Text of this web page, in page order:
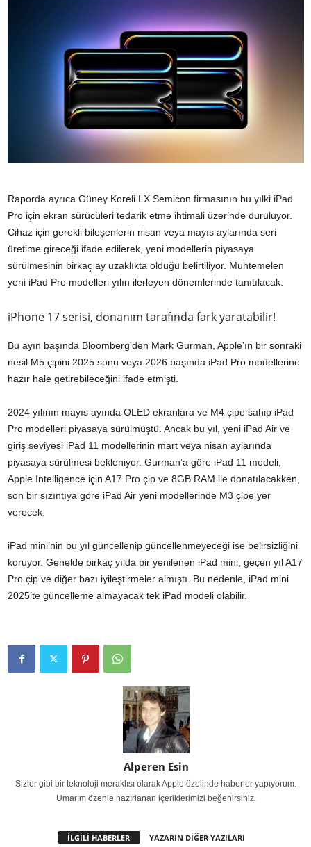
Raporda ayrıca Güney Koreli LX Semicon firmasının bu yılki iPad
Pro için ekran sürücüleri tedarik etme ihtimali üzerinde duruluyor.
Cihaz için gerekli bileşenlerin nisan veya mayıs aylarında seri
üretime gireceği ifade edilerek, yeni modellerin piyasaya
sürülmesinin birkaç ay uzaklıkta olduğu belirtiliyor. Muhtemelen
yeni iPad Pro modelleri yılın ilerleyen dönemlerinde tanıtılacak.
iPhone 17 serisi, donanım tarafında fark yaratabilir!
Bu ayın başında Bloomberg’den Mark Gurman, Apple’ın bir sonraki
nesil M5 çipini 2025 sonu veya 2026 başında iPad Pro modellerine
hazır hale getirebileceğini ifade etmişti.
2024 yılının mayıs ayında OLED ekranlara ve M4 çipe sahip iPad
Pro modelleri piyasaya sürülmüştü. Ancak bu yıl, yeni iPad Air ve
giriş seviyesi iPad 11 modellerinin mart veya nisan aylarında
piyasaya sürülmesi bekleniyor. Gurman’a göre iPad 11 modeli,
Apple Intelligence için A17 Pro çip ve 8GB RAM ile donatılacakken,
son bir sızıntıya göre iPad Air yeni modellerinde M3 çipe yer
verecek.
iPad mini’nin bu yıl güncellenip güncellenmeyeceği ise belirsizliğini
koruyor. Genelde birkaç yılda bir yenilenen iPad mini, geçen yıl A17
Pro çip ve diğer bazı iyileştirmeler almıştı. Bu nedenle, iPad mini
2025’te güncelleme almayacak tek iPad modeli olabilir.
Alperen Esin
Sizler gibi bir teknoloji meraklısı olarak Apple özelinde haberler yapıyorum.
Umarım özenle hazırlanan içeriklerimizi beğenirsiniz.
İLGİLİ HABERLER YAZARIN DİĞER YAZILARI